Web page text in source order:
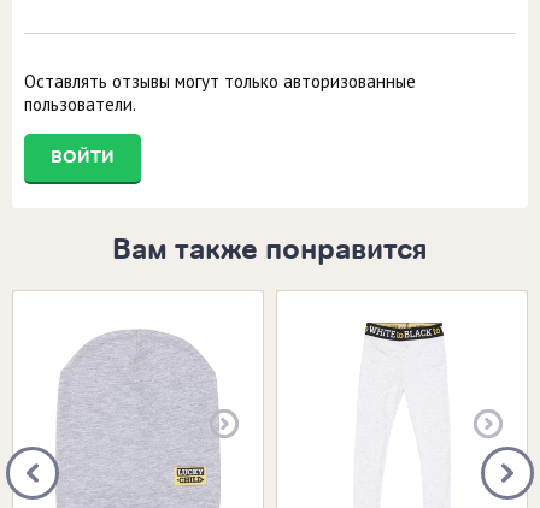
Оставлять отзывы могут только авторизованные
пользователи.
ВОЙТИ
Вам также понравится